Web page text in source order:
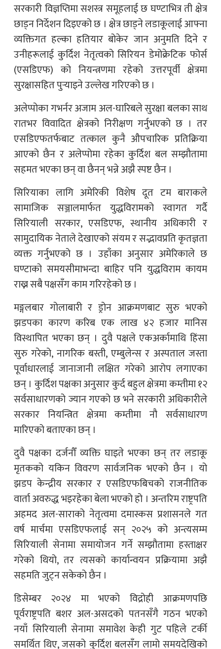
सरकारी विज्ञप्तिमा सशस्त्र समूहलाई छ घण्टाभित्र ती क्षेत्र
छाड्न निर्देशन दिइएको छ । क्षेत्र छाड्ने लडाकूलाई आफ्ना
व्यक्तिगत हल्का हतियार बोकेर जान अनुमति दिने र
उनीहरूलाई कुर्दिश नेतृत्वको सिरियन डेमोक्रेटिक फोर्स
(एसडिएफ) को नियन्त्रणमा रहेको उत्तरपूर्वी क्षेत्रमा
सुरक्षासहित पुर्‍याइने उल्लेख गरिएको छ ।
अलेप्पोका गभर्नर अजाम अल-घारिबले सुरक्षा बलका साथ
रातभर विवादित क्षेत्रको निरीक्षण गर्नुभएको छ । तर
एसडिएफतर्फबाट तत्काल कुनै औपचारिक प्रतिक्रिया
आएको छैन र अलेप्पोमा रहेका कुर्दिश बल सम्झौतामा
सहमत भएका छन् वा छैनन् भन्ने अझै स्पष्ट छैन ।
सिरियाका लागि अमेरिकी विशेष दूत टम बाराकले
सामाजिक सञ्जालमार्फत युद्धविरामको स्वागत गर्दै
सिरियाली सरकार, एसडिएफ, स्थानीय अधिकारी र
सामुदायिक नेताले देखाएको संयम र सद्भावप्रति कृतज्ञता
व्यक्त गर्नुभएको छ । उहाँका अनुसार अमेरिकाले छ
घण्टाको समयसीमाभन्दा बाहिर पनि युद्धविराम कायम
राख्न सबै पक्षसँग काम गरिरहेको छ ।
मङ्गलबार गोलाबारी र ड्रोन आक्रमणबाट सुरु भएको
झडपका कारण करिब एक लाख ४२ हजार मानिस
विस्थापित भएका छन् । दुवै पक्षले एकअर्कामाथि हिंसा
सुरु गरेको, नागरिक बस्ती, एम्बुलेन्स र अस्पताल जस्ता
पूर्वाधारलाई जानाजानी लक्षित गरेको आरोप लगाएका
छन् । कुर्दिश पक्षका अनुसार कुर्द बहुल क्षेत्रमा कम्तीमा १२
सर्वसाधारणको ज्यान गएको छ भने सरकारी अधिकारीले
सरकार नियन्त्रित क्षेत्रमा कम्तीमा नौ सर्वसाधारण
मारिएको बताएका छन् ।
दुवै पक्षका दर्जनौँ व्यक्ति घाइते भएका छन् तर लडाकू
मृतकको यकिन विवरण सार्वजनिक भएको छैन । यो
झडप केन्द्रीय सरकार र एसडिएफबिचको राजनीतिक
वार्ता अवरुद्ध भइरहेका बेला भएको हो । अन्तरिम राष्ट्रपति
अहमद अल-साराको नेतृत्वमा दमास्कस प्रशासनले गत
वर्ष मार्चमा एसडिएफलाई सन् २०२५ को अन्त्यसम्म
सिरियाली सेनामा समायोजन गर्ने सम्झौतामा हस्ताक्षर
गरेको थियो, तर त्यसको कार्यान्वयन प्रक्रियामा अझै
सहमति जुट्न सकेको छैन ।
डिसेम्बर २०२४ मा भएको विद्रोही आक्रमणपछि
पूर्वराष्ट्रपति बशर अल-असदको पतनसँगै गठन भएको
नयाँ सिरियाली सेनामा समावेश केही गुट पहिले टर्की
समर्थित थिए, जसको कुर्दिश बलसँग लामो समयदेखिको